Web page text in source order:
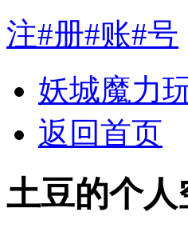
注#册#账#号
妖城魔力
返回首页
土豆的个人